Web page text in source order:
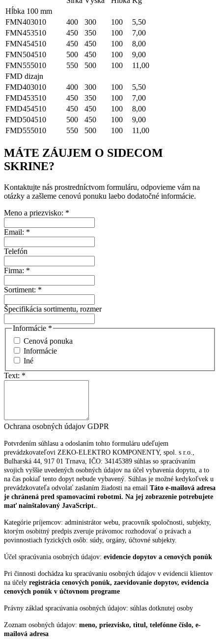
Hĺbka 100 mm
FMN403010
400 300 100
5,50
FMN453510
450 350 100
7,00
FMN454510
450 450 100
8,00
FMN504510
500 450 100
9,00
FMN555010
550 500 100
11,00
FMD dizajn
FMD403010
400 300 100
5,50
FMD453510
450 350 100
7,00
FMD454510
450 450 100
8,00
FMD504510
500 450 100
9,00
FMD555010
550 500 100 11,00
MÁTE ZÁUJEM O SIDECOM
SKRINE?
Kontaktujte nás prostredníctvom formuláru, odpovieme vám na
otázky a zašleme cenovú ponuku laebo dodatočné informácie.
Meno a priezvisko: *
Email: *
Telefón
Firma: *
Sortiment: *
Špecifikácia sortimentu, rozmer
Informácie *
Cenová ponuka
Informácie
Iné
Text: *
Ochrana osobných údajov GDPR
Potvrdením súhlasu a odoslaním tohto formuláru udeľujem
prevádzkovateľovi ZEKO-ELEKTRO KOMPONENTY, spol. s r.o.,
Bulharská 44, 917 01 Trnava, IČO: 34145389 súhlas so spracúvaním
svojich vyššie uvedených osobných údajov na účel vybavenia dopytu, a to
na čas pokiaľ tento dopyt nebude vybavený. Súhlas je možné kedykoľvek u
prevádzkovateľa odvolať zaslaním žiadosti na email Táto e-mailová adresa
je chránená pred spamovacími robotmi. Na jej zobrazenie potrebujete
mať nainštalovaný JavaScript.
Kategórie príjemcov: administrátor webu, pracovník spoločnosti, subjekty,
ktorým osobitný predpis zveruje právomoc rozhodovať o právach a
povinnostiach fyzických osôb: súdy, orgány, účtovné subjekty.
Účel spracúvania osobných údajov: evidencie dopytov a cenových ponúk
Pri činnosti dochádza ku spracúvaniu osobných údajov v evidencii klientov
na účely registrácia cenových ponúk, zaevidovanie dopytov, evidencia
cenových ponúk v účtovnom programe
Právny základ spracúvania osobných údajov: súhlas dotknutej osoby
Zoznam osobných údajov: meno, priezvisko, titul, telefónne číslo, e-
mailová adresa